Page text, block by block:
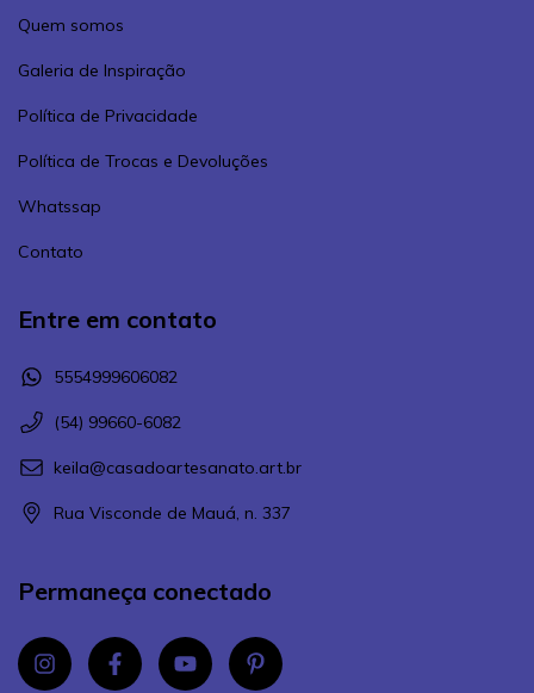
Quem somos
Galeria de Inspiração
Política de Privacidade
Política de Trocas e Devoluções
Whatssap
Contato
Entre em contato
5554999606082
(54) 99660-6082
keila@casadoartesanato.art.br
Rua Visconde de Mauá, n. 337
Permaneça conectado